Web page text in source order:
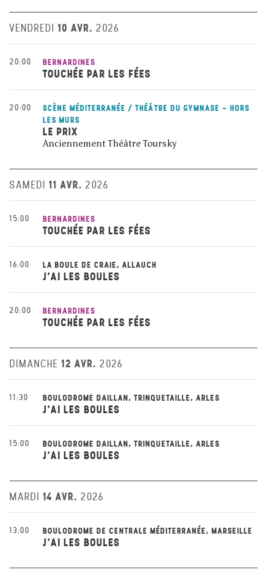
VENDREDI 10 AVR. 2026
20:00 BERNARDINES
TOUCHÉE PAR LES FÉES
20:00
SCÈNE MÉDITERRANÉE / THÉÂTRE DU GYMNASE - HORS
LES MURS
LE PRIX
Anciennement Théâtre Toursky
SAMEDI 11 AVR. 2026
15:00 BERNARDINES
TOUCHÉE PAR LES FÉES
16:00 LA BOULE DE CRAIE, ALLAUCH
J'AI LES BOULES
20:00 BERNARDINES
TOUCHÉE PAR LES FÉES
DIMANCHE 12 AVR. 2026
11:30 BOULODROME DAILLAN, TRINQUETAILLE, ARLES
J'AI LES BOULES
15:00 BOULODROME DAILLAN, TRINQUETAILLE, ARLES
J'AI LES BOULES
MARDI 14 AVR. 2026
13:00 BOULODROME DE CENTRALE MÉDITERRANÉE, MARSEILLE
J'AI LES BOULES